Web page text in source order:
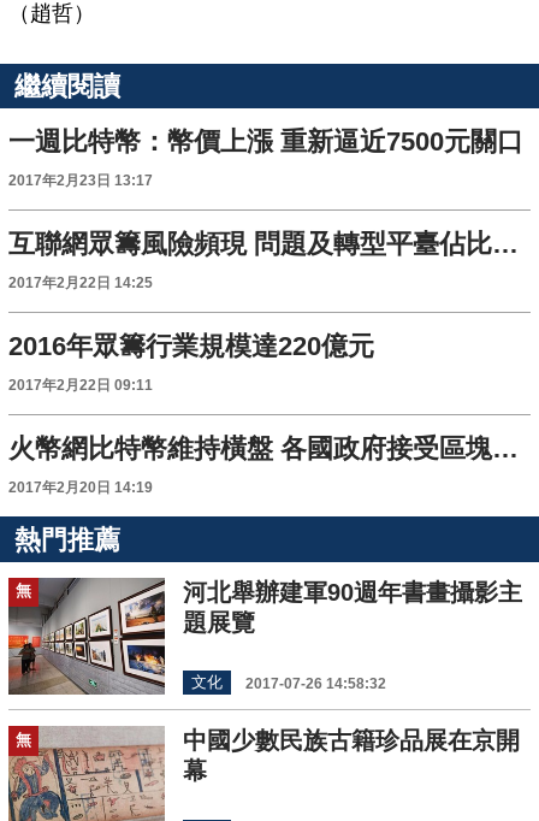
（趙哲）
繼續閱讀
一週比特幣：幣價上漲 重新逼近7500元關口
2017年2月23日 13:17
互聯網眾籌風險頻現 問題及轉型平臺佔比達44%
2017年2月22日 14:25
2016年眾籌行業規模達220億元
2017年2月22日 09:11
火幣網比特幣維持橫盤 各國政府接受區塊鏈還需時日
2017年2月20日 14:19
熱門推薦
無
河北舉辦建軍90週年書畫攝影主
題展覽
文化 2017-07-26 14:58:32
無
中國少數民族古籍珍品展在京開
幕